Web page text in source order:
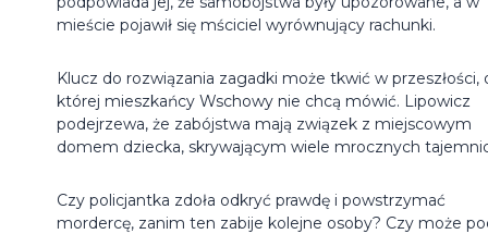
mieście pojawił się mściciel wyrównujący rachunki.
Klucz do rozwiązania zagadki może tkwić w przeszłości,
której mieszkańcy Wschowy nie chcą mówić. Lipowicz
podejrzewa, że zabójstwa mają związek z miejscowym
domem dziecka, skrywającym wiele mrocznych
Czy policjantka zdoła odkryć prawdę i powstrzymać
mordercę, zanim ten zabije kolejne osoby? Czy może